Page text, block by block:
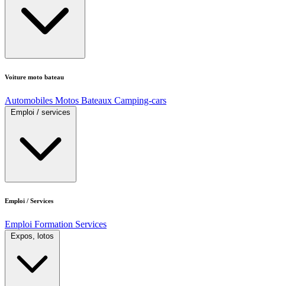
Voiture moto bateau
Automobiles Motos Bateaux Camping-cars
Emploi / services
Emploi / Services
Emploi Formation Services
Expos, lotos